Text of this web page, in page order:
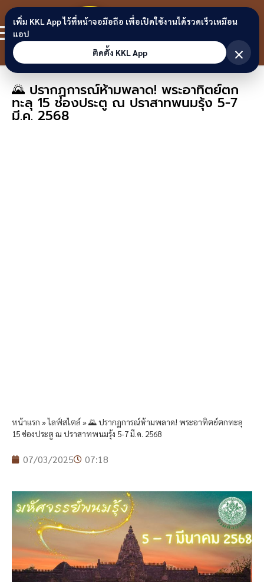
Skip to content
ขอนแก่น
ลิงก์
🌄 ปรากฏการณ์ห้ามพลาด! พระอาทิตย์ตก
ทะลุ 15 ช่องประตู ณ ปราสาทพนมรุ้ง 5-7
มี.ค. 2568
หน้าแรก »ไลฟ์สไตล์»🌄 ปรากฏการณ์ห้ามพลาด! พระอาทิตย์ตกทะลุ
15 ช่องประตู ณ ปราสาทพนมรุ้ง 5-7 มี.ค. 2568
07/03/2025 07:18
เพิ่ม KKL App ไว้ที่หน้าจอมือถือ เพื่อเปิดใช้งานได้รวดเร็วเหมือน
แอป
ติดตั้ง KKL App
×